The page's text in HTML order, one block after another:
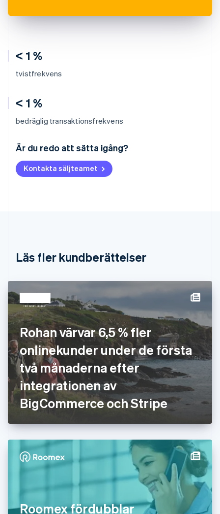
< 1 %
tvistfrekvens
< 1 %
bedräglig transaktionsfrekvens
Är du redo att sätta igång?
Kontakta säljteamet
Läs fler kundberättelser
Rohan värvar 6,5 % fler
onlinekunder under de första
två månaderna efter
integrationen av
BigCommerce och Stripe
Roomex fördubblar
Belgien
NederlandsFrançaisDeutsch
Brasilien
PortuguêsEnglish
English
Svenska
Frankrike
FrançaisEnglish
Förenade Arabemiraten
English
Gibraltar
English
Grekland
English
Hongkong SAR, Kina
English简体中文
Indien
Irland
English
Italien
ItalianoEnglish
Japan
Kroatien